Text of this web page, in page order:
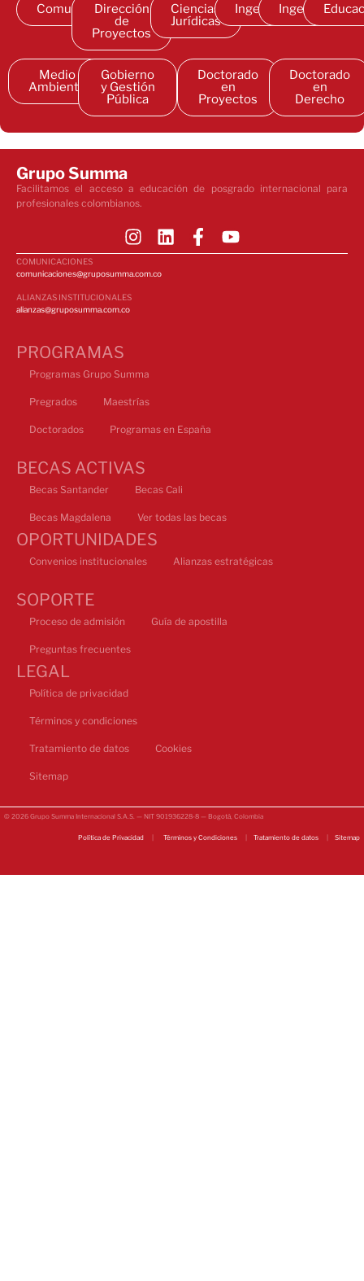
ComunicaciónDirección
de
Proyectos
Ciencias
Jurídicas
IngenieríaIngeniería
Medio
Ambiente
Gobierno
y Gestión
Pública
Doctorado
en
Proyectos
Doctorado
en
Derecho
Grupo Summa
Facilitamos el acceso a educación de posgrado internacional para
profesionales colombianos.
COMUNICACIONES
comunicaciones@gruposumma.com.co
ALIANZAS INSTITUCIONALES
alianzas@gruposumma.com.co
PROGRAMAS
Programas Grupo Summa
Pregrados Maestrías
Doctorados Programas en España
BECAS ACTIVAS
Becas Santander Becas Cali
Becas Magdalena Ver todas las becas
OPORTUNIDADES
Convenios institucionales Alianzas estratégicas
SOPORTE
Proceso de admisión Guía de apostilla
Preguntas frecuentes
LEGAL
Política de privacidad
Términos y condiciones
Tratamiento de datos Cookies
Sitemap
© 2026 Grupo Summa Internacional S.A.S. — NIT 901936228-8 — Bogotá, Colombia
Política de Privacidad Términos y Condiciones Tratamiento de datos Sitemap